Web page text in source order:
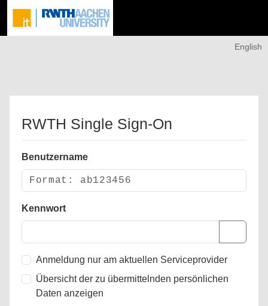
English
RWTH Single Sign-On
Benutzername
Kennwort
Anmeldung nur am aktuellen Serviceprovider
Übersicht der zu übermittelnden persönlichen
Daten anzeigen